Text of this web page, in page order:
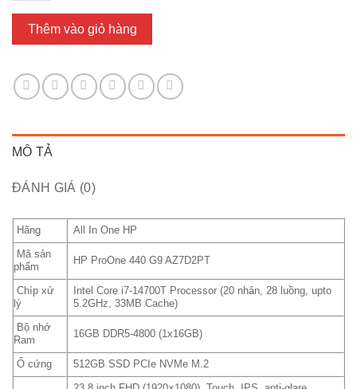
AIO
-
(I7-
14700T/
RAM/
512GB
23.8inch
Win11/
1Y)
số
lượng
Thêm vào giỏ hàng
MÔ TẢ
ĐÁNH GIÁ (0)
Hãng
All In One HP
Mã sản
phẩm
HP ProOne 440 G9 AZ7D2PT
Chíp xử
lý
Intel Core i7-14700T Processor (20 nhân, 28 luồng, upto
5.2GHz, 33MB Cache)
Bộ nhớ
Ram
16GB DDR5-4800 (1x16GB)
Ổ cứng 512GB SSD PCIe NVMe M.2